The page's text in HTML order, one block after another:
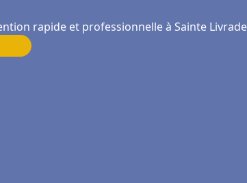
rapide et professionnelle à Sainte